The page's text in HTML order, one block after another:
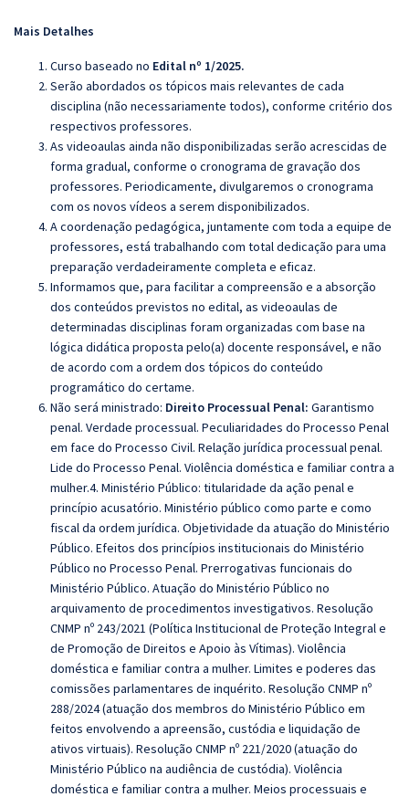
Mais Detalhes
Curso baseado no Edital nº 1/2025.
Serão abordados os tópicos mais relevantes de cada
disciplina (não necessariamente todos), conforme critério dos
respectivos professores.
As videoaulas ainda não disponibilizadas serão acrescidas de
forma gradual, conforme o cronograma de gravação dos
professores. Periodicamente, divulgaremos o cronograma
com os novos vídeos a serem disponibilizados.
A coordenação pedagógica, juntamente com toda a equipe de
professores, está trabalhando com total dedicação para uma
preparação verdadeiramente completa e eficaz.
Informamos que, para facilitar a compreensão e a absorção
dos conteúdos previstos no edital, as videoaulas de
determinadas disciplinas foram organizadas com base na
lógica didática proposta pelo(a) docente responsável, e não
de acordo com a ordem dos tópicos do conteúdo
programático do certame.
Não será ministrado: Direito Processual Penal: Garantismo
penal. Verdade processual. Peculiaridades do Processo Penal
em face do Processo Civil. Relação jurídica processual penal.
Lide do Processo Penal. Violência doméstica e familiar contra a
mulher.4. Ministério Público: titularidade da ação penal e
princípio acusatório. Ministério público como parte e como
fiscal da ordem jurídica. Objetividade da atuação do Ministério
Público. Efeitos dos princípios institucionais do Ministério
Público no Processo Penal. Prerrogativas funcionais do
Ministério Público. Atuação do Ministério Público no
arquivamento de procedimentos investigativos. Resolução
CNMP nº 243/2021 (Política Institucional de Proteção Integral e
de Promoção de Direitos e Apoio às Vítimas). Violência
doméstica e familiar contra a mulher. Limites e poderes das
comissões parlamentares de inquérito. Resolução CNMP nº
288/2024 (atuação dos membros do Ministério Público em
feitos envolvendo a apreensão, custódia e liquidação de
ativos virtuais). Resolução CNMP nº 221/2020 (atuação do
Ministério Público na audiência de custódia). Violência
doméstica e familiar contra a mulher. Meios processuais e